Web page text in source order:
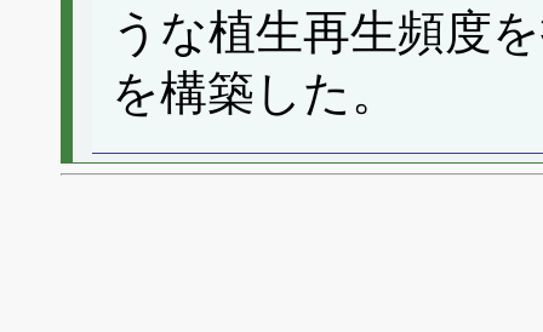
うな植生再生頻度
を構築した。